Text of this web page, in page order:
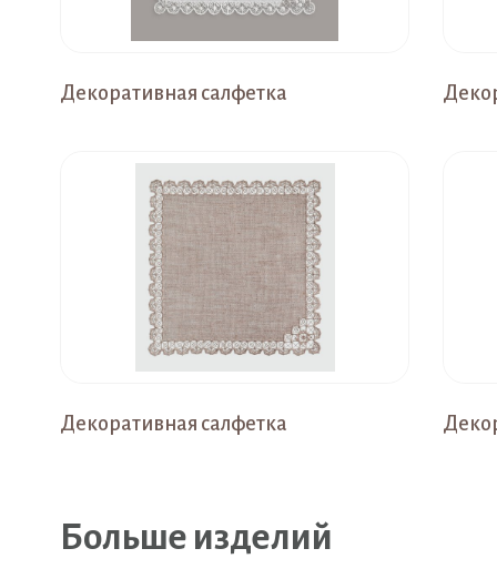
Декоративная салфетка
Декоративная салфетка
Больше изделий